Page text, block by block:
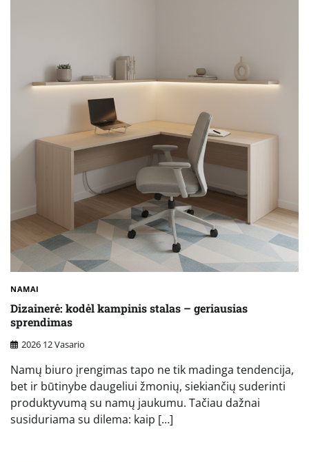
NAMAI
Dizainerė: kodėl kampinis stalas – geriausias
sprendimas
2026 12 Vasario
Namų biuro įrengimas tapo ne tik madinga tendencija,
bet ir būtinybe daugeliui žmonių, siekiančių suderinti
produktyvumą su namų jaukumu. Tačiau dažnai
susiduriama su dilema: kaip […]